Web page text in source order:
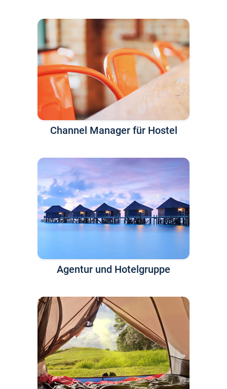
Channel Manager für Hostel
Agentur und Hotelgruppe